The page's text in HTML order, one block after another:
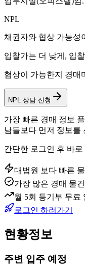
NPL
채권자와 협상 가능성
입찰가는 더 낮게, 입
협상이 가능한지 경매
NPL 상담 신청
가장 빠른 경매 정보
남들보다 먼저 정보를
간단한 로그인 후 바
대법원 보다 빠른
가장 많은 경매 물
월 5회 등기부 무료
로그인 하러가기
현황정보
주변 입주 예정